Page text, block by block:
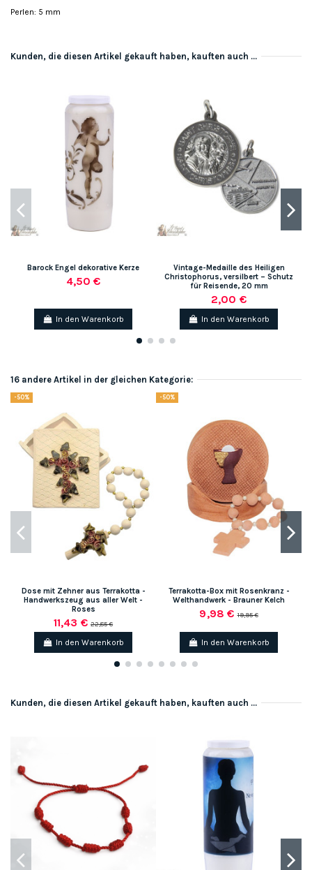
Perlen: 5 mm
Kunden, die diesen Artikel gekauft haben, kauften auch ...
Barock Engel dekorative Kerze
4,50 €
In den Warenkorb
Vintage-Medaille des Heiligen
Christophorus, versilbert – Schutz
für Reisende, 20 mm
2,00 €
In den Warenkorb
16 andere Artikel in der gleichen Kategorie:
-50%
Dose mit Zehner aus Terrakotta -
Handwerkszeug aus aller Welt -
Roses
11,43 €22,85 €
In den Warenkorb
-50%
Terrakotta-Box mit Rosenkranz -
Welthandwerk - Brauner Kelch
9,98 €19,95 €
In den Warenkorb
Kunden, die diesen Artikel gekauft haben, kauften auch ...